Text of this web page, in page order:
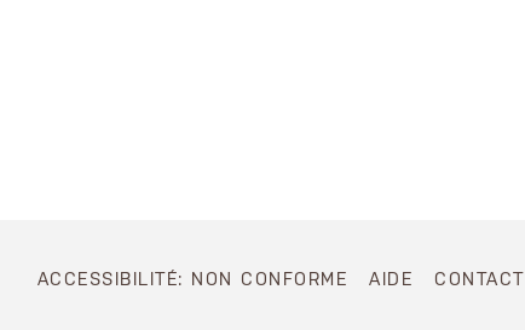
ACCESSIBILITÉ: NON CONFORME AIDE CONTACT